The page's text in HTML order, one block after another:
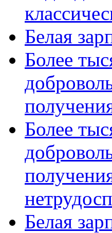
Белая
Более
Более
Белая